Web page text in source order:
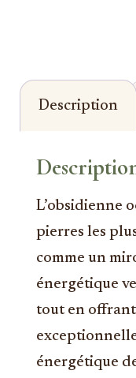
Description
L’obsidienne
pierres les
comme un
énergétique
tout en
énergétique